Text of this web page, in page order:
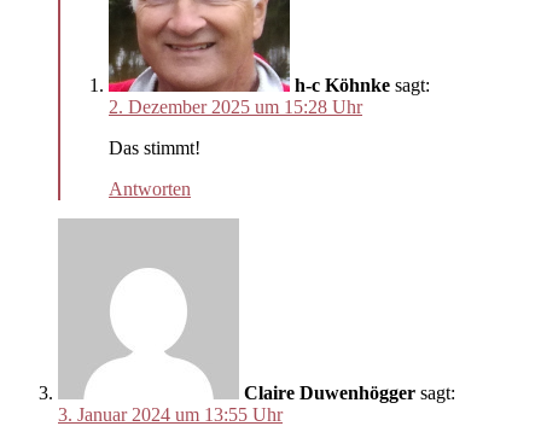
h-c Köhnke sagt:
2. Dezember 2025 um 15:28 Uhr
Das stimmt!
Antworten
Claire Duwenhögger sagt:
3. Januar 2024 um 13:55 Uhr